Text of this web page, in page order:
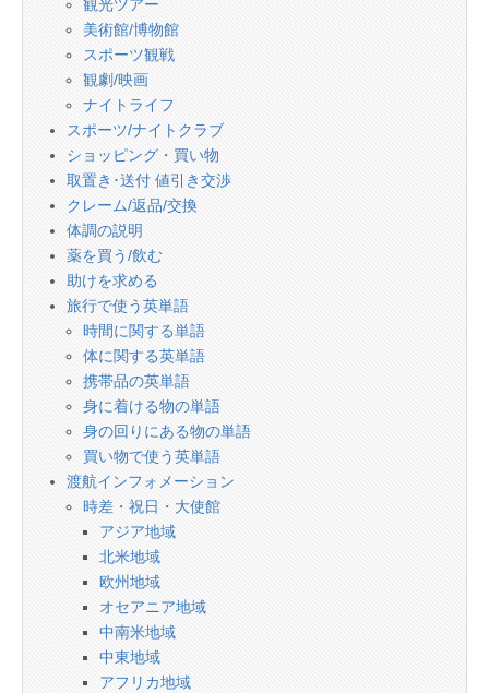
観光ツアー
美術館/博物館
スポーツ観戦
観劇/映画
ナイトライフ
スポーツ/ナイトクラブ
ショッピング・買い物
取置き･送付 値引き交渉
クレーム/返品/交換
体調の説明
薬を買う/飲む
助けを求める
旅行で使う英単語
時間に関する単語
体に関する英単語
携帯品の英単語
身に着ける物の単語
身の回りにある物の単語
買い物で使う英単語
渡航インフォメーション
時差・祝日・大使館
アジア地域
北米地域
欧州地域
オセアニア地域
中南米地域
中東地域
アフリカ地域